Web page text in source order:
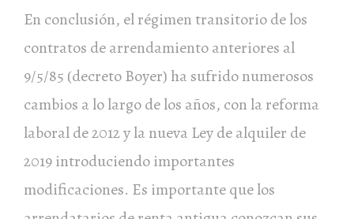
En conclusión, el régimen transitorio de los
contratos de arrendamiento anteriores al
9/5/85 (decreto Boyer) ha sufrido numerosos
cambios a lo largo de los años, con la reforma
laboral de 2012 y la nueva Ley de alquiler de
2019 introduciendo importantes
modificaciones. Es importante que los